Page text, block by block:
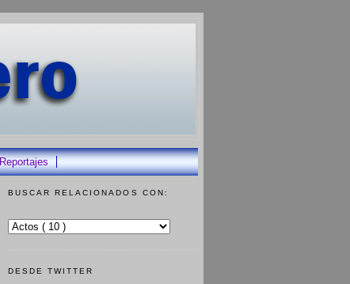
Reportajes
BUSCAR RELACIONADOS CON:
DESDE TWITTER